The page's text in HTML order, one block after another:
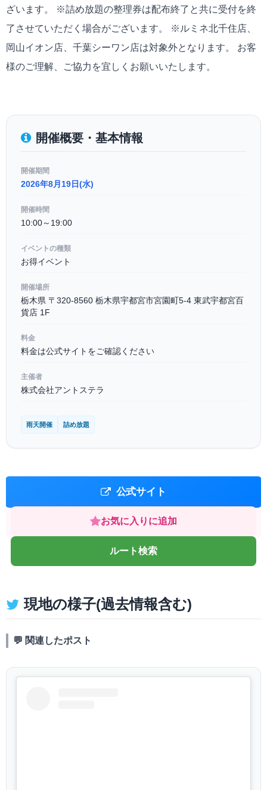
ざいます。 ※詰め放題の整理券は配布終了と共に受付を終
了させていただく場合がございます。 ※ルミネ北千住店、
岡山イオン店、千葉シーワン店は対象外となります。 お客
様のご理解、ご協力を宜しくお願いいたします。
開催概要・基本情報
開催期間
2026年8月19日(水)
開催時間
10:00～19:00
イベントの種類
お得イベント
開催場所
栃木県 〒320-8560 栃木県宇都宮市宮園町5-4 東武宇都宮百
貨店 1F
料金
料金は公式サイトをご確認ください
主催者
株式会社アントステラ
雨天開催 詰め放題
公式サイト
お気に入りに追加
ルート検索
現地の様子(過去情報含む)
💬 関連したポスト